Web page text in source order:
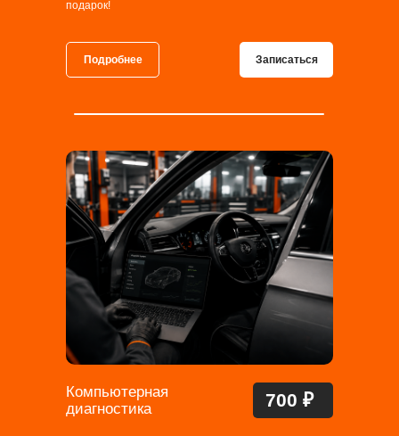
700 ₽
Компьютерная
диагностика
Записаться
Подробнее
подарок!